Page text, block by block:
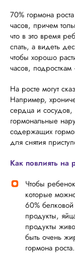
70% гормона
часов, причем
что в это время
спать, а видеть
чтобы хорошо
часов,
На росте могут
Например,
сердца и сосудов,
гормональные
содержащих
для снятия
Как повлиять на
Чтобы
которые
60%
продукты,
продукты
быть очень
гормона роста.